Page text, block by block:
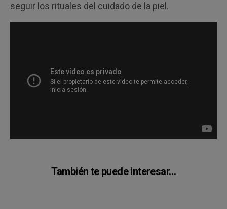
seguir los rituales del cuidado de la piel.
También te puede interesar…